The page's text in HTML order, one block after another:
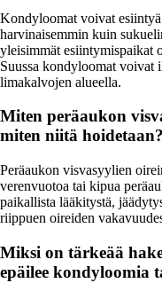
Kondyloomat voivat esiintyä
harvinaisemmin kuin
yleisimmät esiintymispaikat
Suussa kondyloomat voivat
limakalvojen alueella.
Miten peräaukon
miten niitä hoidetaan?
Peräaukon visvasyylien
verenvuotoa tai kipua
paikallista lääkitystä,
riippuen oireiden
Miksi on tärkeää
epäilee kondyloomia